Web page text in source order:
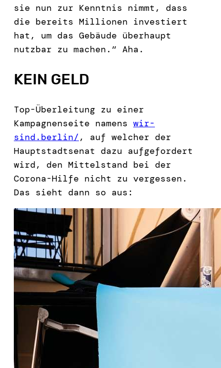
sie nun zur Kenntnis nimmt, dass
die bereits Millionen investiert
hat, um das Gebäude überhaupt
nutzbar zu machen.” Aha.
KEIN GELD
Top-Überleitung zu einer
Kampagnenseite namens wir-
sind.berlin/, auf welcher der
Hauptstadtsenat dazu aufgefordert
wird, den Mittelstand bei der
Corona-Hilfe nicht zu vergessen.
Das sieht dann so aus: